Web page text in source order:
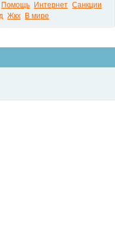
Помощь Интернет Санкции
Жкх В мире